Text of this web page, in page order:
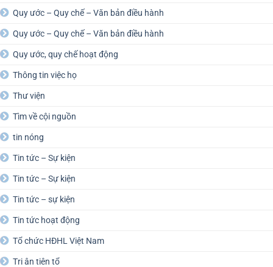
Quy ước – Quy chế – Văn bản điều hành
Quy ước – Quy chế – Văn bản điều hành
Quy ước, quy chế hoạt động
Thông tin việc họ
Thư viện
Tìm về cội nguồn
tin nóng
Tin tức – Sự kiện
Tin tức – Sự kiện
Tin tức – sự kiện
Tin tức hoạt động
Tổ chức HĐHL Việt Nam
Tri ân tiên tổ